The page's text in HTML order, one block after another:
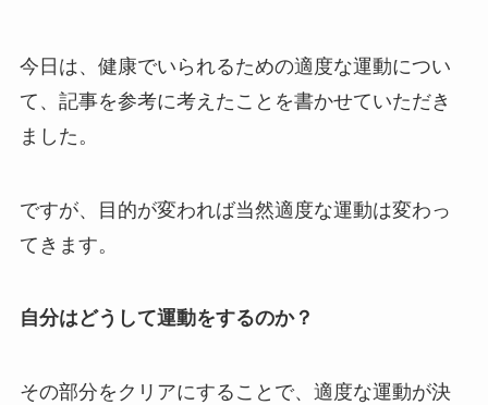
今日は、健康でいられるための適度な運動につい
て、記事を参考に考えたことを書かせていただき
ました。
ですが、目的が変われば当然適度な運動は変わっ
てきます。
自分はどうして運動をするのか？
その部分をクリアにすることで、適度な運動が決